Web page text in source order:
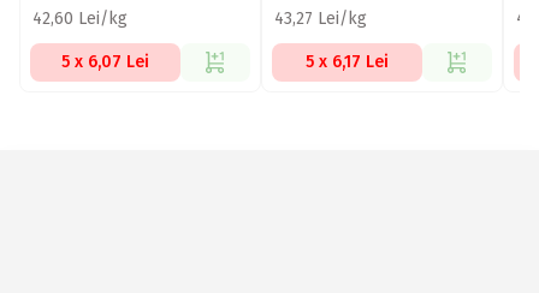
42,60 Lei/kg
5 x 6,07 Lei
43,27 Lei/kg
5 x 6,17 Lei